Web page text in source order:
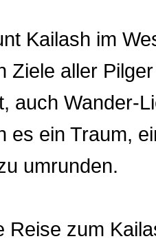
Kailash im
Ziele aller
auch Wander-
es ein Traum,
umrunden.
Reise zum